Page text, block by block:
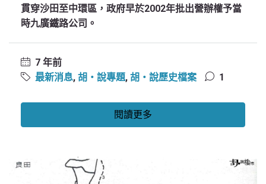
貫穿沙田至中環區，政府早於2002年批出營辦權予當
時九廣鐵路公司。
7 年前
最新消息, 胡‧說專題, 胡‧說歷史檔案 1
閱讀更多